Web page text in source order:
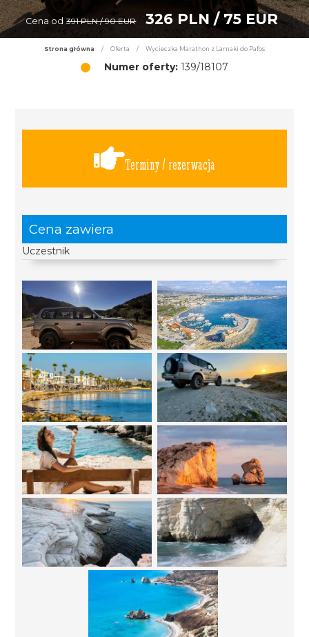
Cena od 391 PLN / 90 EUR 326 PLN / 75 EUR
Strona główna / Oferta / Wycieczka Marathon z Larnaki do Pafos
Numer oferty: 139/18107
Terminy / rezerwacja
Cena zawiera
Uczestnik